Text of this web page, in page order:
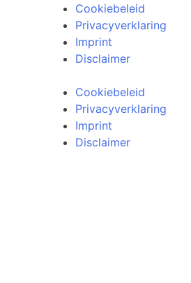
Cookiebeleid
Privacyverklaring
Imprint
Disclaimer
Cookiebeleid
Privacyverklaring
Imprint
Disclaimer